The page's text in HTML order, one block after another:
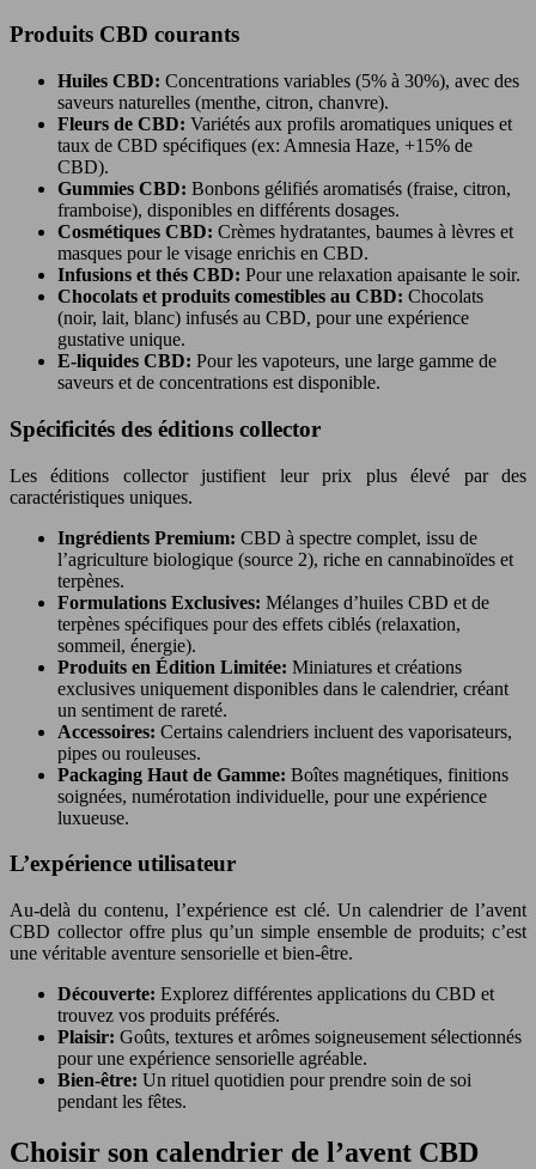
Produits CBD courants
Huiles CBD: Concentrations variables (5% à 30%), avec des
saveurs naturelles (menthe, citron, chanvre).
Fleurs de CBD: Variétés aux profils aromatiques uniques et
taux de CBD spécifiques (ex: Amnesia Haze, +15% de
CBD).
Gummies CBD: Bonbons gélifiés aromatisés (fraise, citron,
framboise), disponibles en différents dosages.
Cosmétiques CBD: Crèmes hydratantes, baumes à lèvres et
masques pour le visage enrichis en CBD.
Infusions et thés CBD: Pour une relaxation apaisante le soir.
Chocolats et produits comestibles au CBD: Chocolats
(noir, lait, blanc) infusés au CBD, pour une expérience
gustative unique.
E-liquides CBD: Pour les vapoteurs, une large gamme de
saveurs et de concentrations est disponible.
Spécificités des éditions collector
Les éditions collector justifient leur prix plus élevé par des
caractéristiques uniques.
Ingrédients Premium: CBD à spectre complet, issu de
l’agriculture biologique (source 2), riche en cannabinoïdes et
terpènes.
Formulations Exclusives: Mélanges d’huiles CBD et de
terpènes spécifiques pour des effets ciblés (relaxation,
sommeil, énergie).
Produits en Édition Limitée: Miniatures et créations
exclusives uniquement disponibles dans le calendrier, créant
un sentiment de rareté.
Accessoires: Certains calendriers incluent des vaporisateurs,
pipes ou rouleuses.
Packaging Haut de Gamme: Boîtes magnétiques, finitions
soignées, numérotation individuelle, pour une expérience
luxueuse.
L’expérience utilisateur
Au-delà du contenu, l’expérience est clé. Un calendrier de l’avent
CBD collector offre plus qu’un simple ensemble de produits; c’est
une véritable aventure sensorielle et bien-être.
Découverte: Explorez différentes applications du CBD et
trouvez vos produits préférés.
Plaisir: Goûts, textures et arômes soigneusement sélectionnés
pour une expérience sensorielle agréable.
Bien-être: Un rituel quotidien pour prendre soin de soi
pendant les fêtes.
Choisir son calendrier de l’avent CBD